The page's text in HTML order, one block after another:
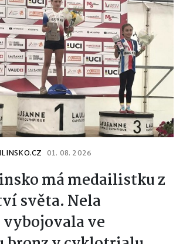
01. 08. 2026
má medailistku z
světa. Nela
vybojovala ve